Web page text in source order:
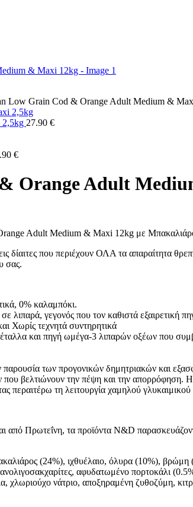
Low Grain Cod & Orange Adult Medium &
27.90 €
€
Orange Adult
Adult Medium & Maxi 12kg με Μπακαλιάρο
που περιέχουν ΟΛΑ τα απαραίτητα
σας.
0% καλαμπόκι.
λιπαρά, γεγονός που τον καθιστά εξαιρετική
Χωρίς τεχνητά συντηρητικά
και πηγή ωμέγα-3 λιπαρών οξέων που
των προγονικών δημητριακών και
βελτιώνουν την πέψη και την
περαιτέρω τη λειτουργία χαμηλού γλυκαιμικού
από Πρωτεΐνη, τα προϊόντα N&D
(24%), ιχθυέλαιο, όλυρα (10%), βρώμη
αφυδατωμένο πορτοκάλι
νάτριο, αποξηραμένη ζυθοζύμη,